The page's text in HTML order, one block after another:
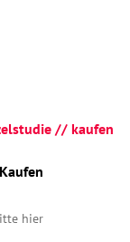
// kaufen
hier